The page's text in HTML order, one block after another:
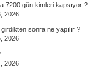
7200 gün kimleri kapsıyor ?
2026
sonra ne yapılır ?
2026
2026